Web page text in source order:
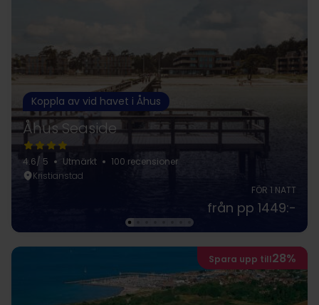
Koppla av vid havet i Åhus
Åhus Seaside
4.6/ 5 Utmärkt
100 recensioner
Kristianstad
FÖR 1 NATT
från pp 1449:-
Spara upp till28%